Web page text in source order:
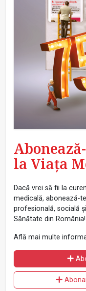
la Viața
Dacă vrei să fii la
medicală, abonează-
profesională, socială
Sănătate din România!
Află mai multe